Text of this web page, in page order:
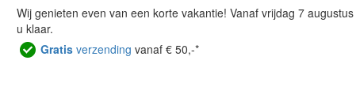
Wij genieten even van een korte vakantie! Vanaf vrijdag 7
u klaar.
Gratis verzending vanaf € 50,-*